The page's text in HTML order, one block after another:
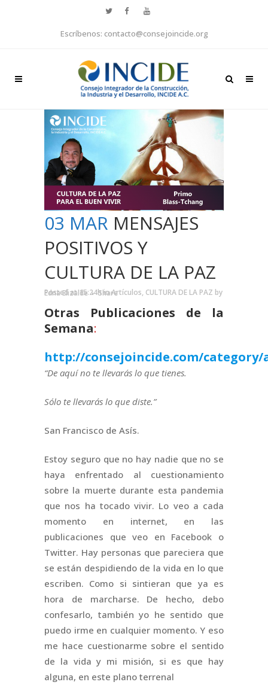
Escríbenos: contacto@consejoincide.org
03 MAR MENSAJES
POSITIVOS Y
CULTURA DE LA PAZ
Posted at 15:24hinArtículos, CULTURA DE LA PAZ by
Edna Elizalde Share
Otras Publicaciones de la
Semana:
http://consejoincide.com/
“De aquí no te llevarás lo que tienes.
Sólo te llevarás lo que diste.”
San Francisco de Asís.
Estoy seguro que no hay nadie que no se
haya enfrentado al cuestionamiento
sobre la muerte durante esta pandemia
que nos ha tocado vivir. Lo veo a cada
momento en internet, en las
publicaciones que veo en Facebook o
Twitter. Hay personas que pareciera que
se están despidiendo de la vida en lo que
escriben. Como si sintieran que ya es
hora de marcharse. De hecho, debo
confesarlo, también yo he sentido que
puedo irme en cualquier momento. Y eso
me hace cuestionarme sobre el sentido
de la vida y mi misión, si es que hay
alguna, en este plano terrenal